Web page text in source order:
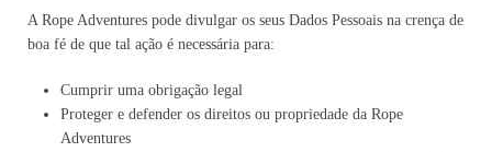
A Rope Adventures pode divulgar os seus Dados Pessoais na crença de
boa fé de que tal ação é necessária para:
Cumprir uma obrigação legal
Proteger e defender os direitos ou propriedade da Rope
Adventures